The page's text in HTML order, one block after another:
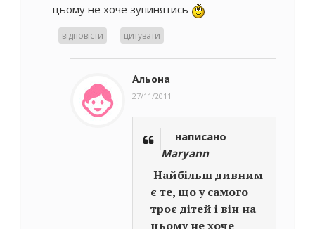
цьому не хоче зупинятись
відповісти цитувати
Альона
27/11/2011
написано
Maryann
Найбільш дивним
є те, що у самого
троє дітей і він на
цьому не хоче